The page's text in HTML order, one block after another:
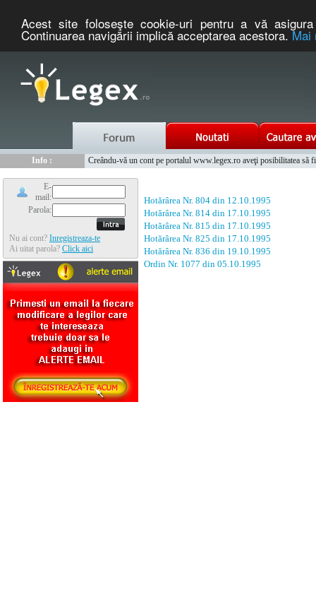
Acest site foloseşte cookie-uri pentru a vă
Continuarea navigării implică acceptarea acestora.Mai
Info :
Creându-vă un cont pe portalul www.legex.ro aveţi posibilitatea să
E-
mail:
Parola:
Nu ai cont? Inregistreaza-te
Ai uitat parola? Click aici
Hotărârea Nr. 804 din 12.10.1995
Hotărârea Nr. 814 din 17.10.1995
Hotărârea Nr. 815 din 17.10.1995
Hotărârea Nr. 825 din 17.10.1995
Hotărârea Nr. 836 din 19.10.1995
Ordin Nr. 1077 din 05.10.1995